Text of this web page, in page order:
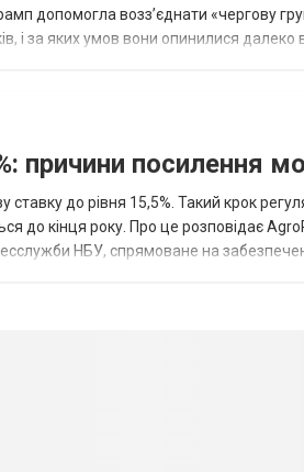
допомогла возз’єднати «чергову
і за яких умов вони опинилися
причини посилення
до рівня 15,5%. Такий крок
до кінця року. Про це розповідає
НБУ, спрямоване на